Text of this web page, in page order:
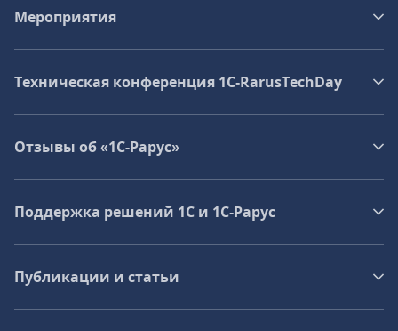
Мероприятия
Техническая конференция 1C‑RarusTechDay
Отзывы об «1С-Рарус»
Поддержка решений 1С и 1С‑Рарус
Публикации и статьи